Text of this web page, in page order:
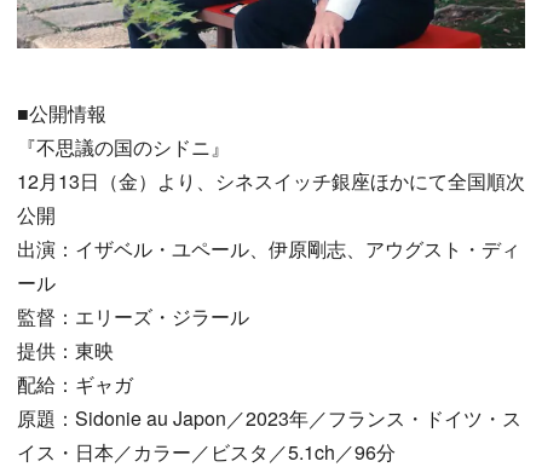
■公開情報
『不思議の国のシドニ』
12月13日（金）より、シネスイッチ銀座ほかにて全国順次
公開
出演：イザベル・ユペール、伊原剛志、アウグスト・ディ
ール
監督：エリーズ・ジラール
提供：東映
配給：ギャガ
原題：Sidonie au Japon／2023年／フランス・ドイツ・ス
イス・日本／カラー／ビスタ／5.1ch／96分